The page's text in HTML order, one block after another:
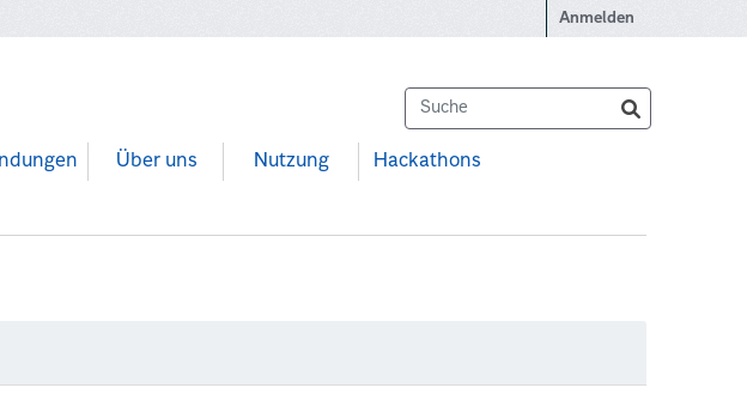
Anmelden
Über uns Nutzung Hackathons